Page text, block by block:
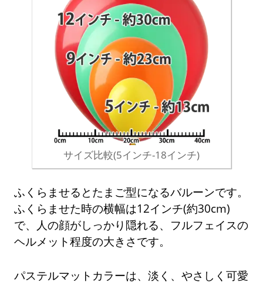
サイズ比較(5インチ-18インチ)
ふくらませるとたまご型になるバルーンです。
ふくらませた時の横幅は12インチ(約30cm)
で、人の顔がしっかり隠れる、フルフェイスの
ヘルメット程度の大きさです。
パステルマットカラーは、淡く、やさしく可愛